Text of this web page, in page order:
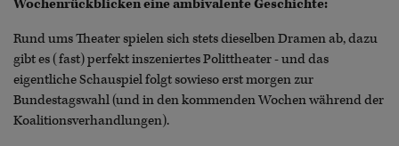
Wochenrückblicken eine ambivalente Geschichte:
Rund ums Theater spielen sich stets dieselben Dramen ab, dazu
gibt es (fast) perfekt inszeniertes Polittheater - und das
eigentliche Schauspiel folgt sowieso erst morgen zur
Bundestagswahl (und in den kommenden Wochen während der
Koalitionsverhandlungen).